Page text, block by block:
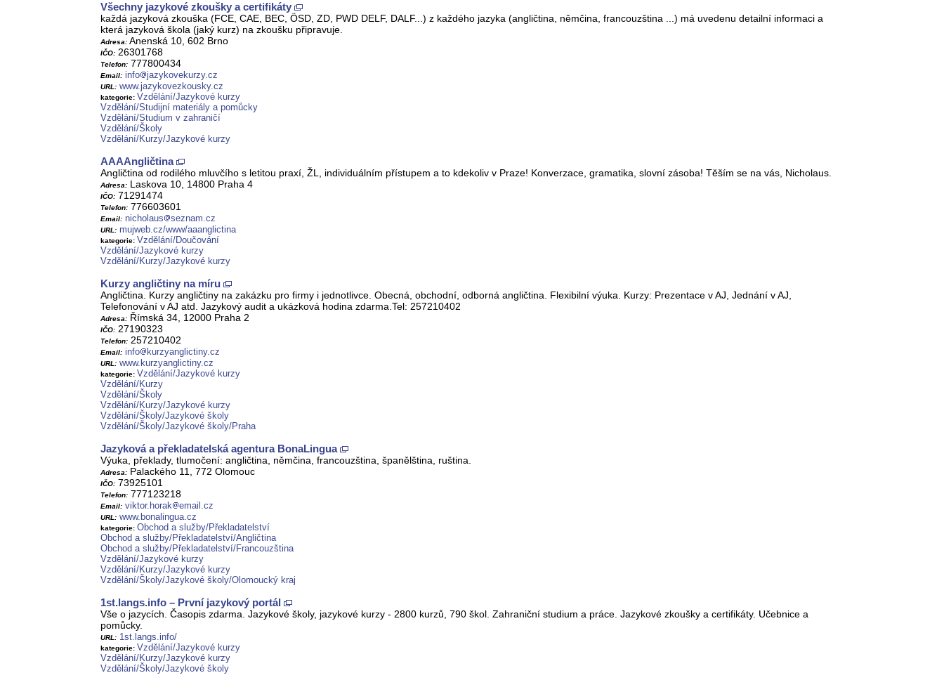
Všechny jazykové zkoušky a certifikáty
každá jazyková zkouška (FCE, CAE, BEC, ÖSD, ZD, PWD DELF, DALF...) z každého jazyka (angličtina, němčina, francouzština ...) má uvedenu detailní informaci a
která jazyková škola (jaký kurz) na zkoušku připravuje.
Adresa: Anenská 10, 602 Brno
IČO: 26301768
Telefon: 777800434
Email: info jazykovekurzy.cz
URL: www.jazykovezkousky.cz
kategorie: Vzdělání/Jazykové kurzy
Vzdělání/Studijní materiály a pomůcky
Vzdělání/Studium v zahraničí
Vzdělání/Školy
Vzdělání/Kurzy/Jazykové kurzy
AAAAngličtina
Angličtina od rodilého mluvčího s letitou praxí, ŽL, individuálním přístupem a to kdekoliv v Praze! Konverzace, gramatika, slovní zásoba! Těším se na vás, Nicholaus.
Adresa: Laskova 10, 14800 Praha 4
IČO: 71291474
Telefon: 776603601
Email: nicholaus seznam.cz
URL: mujweb.cz/www/aaanglictina
kategorie: Vzdělání/Doučování
Vzdělání/Jazykové kurzy
Vzdělání/Kurzy/Jazykové kurzy
Kurzy angličtiny na míru
Angličtina. Kurzy angličtiny na zakázku pro firmy i jednotlivce. Obecná, obchodní, odborná angličtina. Flexibilní výuka. Kurzy: Prezentace v AJ, Jednání v AJ,
Telefonování v AJ atd. Jazykový audit a ukázková hodina zdarma.Tel: 257210402
Adresa: Římská 34, 12000 Praha 2
IČO: 27190323
Telefon: 257210402
Email: info kurzyanglictiny.cz
URL: www.kurzyanglictiny.cz
kategorie: Vzdělání/Jazykové kurzy
Vzdělání/Kurzy
Vzdělání/Školy
Vzdělání/Kurzy/Jazykové kurzy
Vzdělání/Školy/Jazykové školy
Vzdělání/Školy/Jazykové školy/Praha
Jazyková a překladatelská agentura BonaLingua
Výuka, překlady, tlumočení: angličtina, němčina, francouzština, španělština, ruština.
Adresa: Palackého 11, 772 Olomouc
IČO: 73925101
Telefon: 777123218
Email: viktor.horak email.cz
URL: www.bonalingua.cz
kategorie: Obchod a služby/Překladatelství
Obchod a služby/Překladatelství/Angličtina
Obchod a služby/Překladatelství/Francouzština
Vzdělání/Jazykové kurzy
Vzdělání/Kurzy/Jazykové kurzy
Vzdělání/Školy/Jazykové školy/Olomoucký kraj
1st.langs.info – První jazykový portál
Vše o jazycích. Časopis zdarma. Jazykové školy, jazykové kurzy - 2800 kurzů, 790 škol. Zahraniční studium a práce. Jazykové zkoušky a certifikáty. Učebnice a
pomůcky.
URL: 1st.langs.info/
kategorie: Vzdělání/Jazykové kurzy
Vzdělání/Kurzy/Jazykové kurzy
Vzdělání/Školy/Jazykové školy